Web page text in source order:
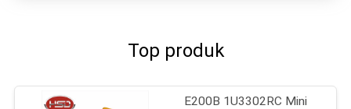
Top produk
E200B 1U3302RC Mini